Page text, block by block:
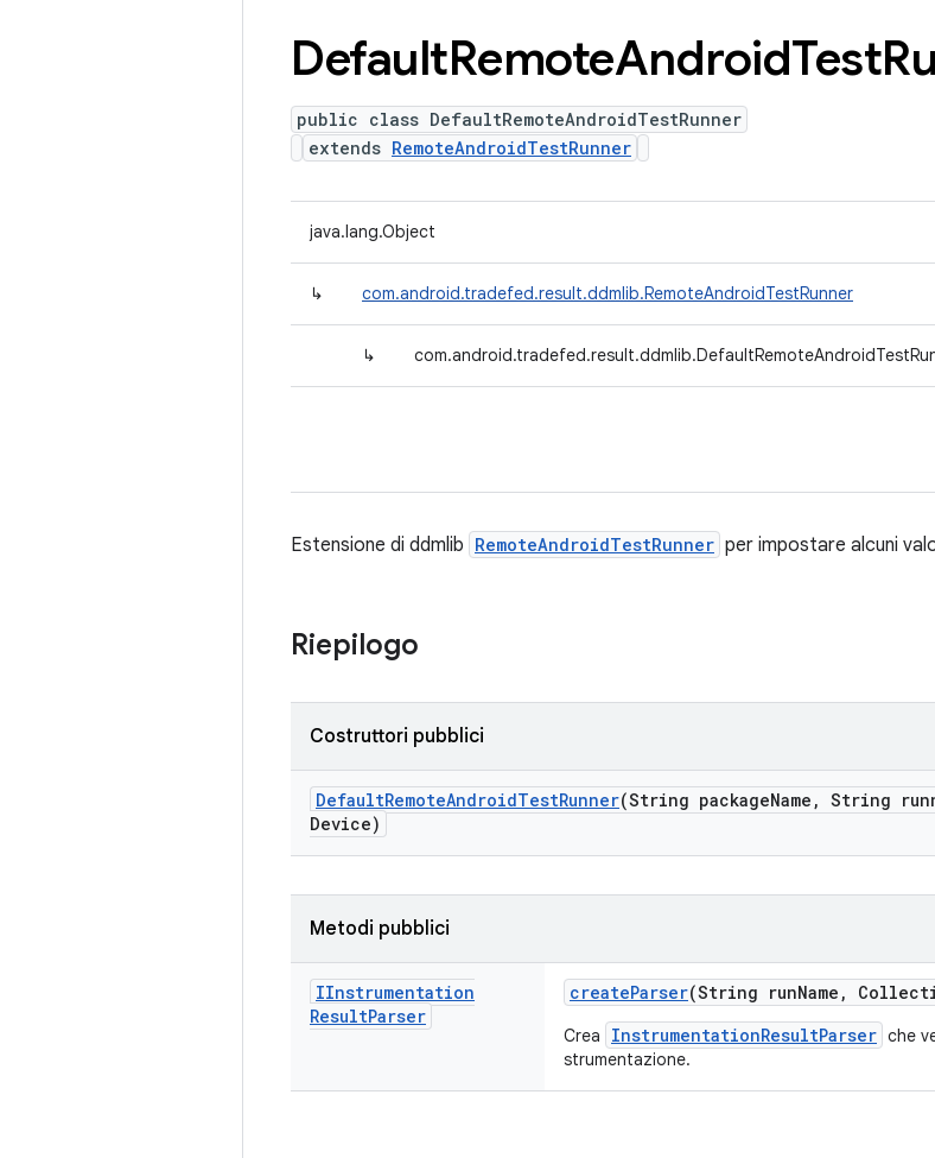
DefaultRemoteAndroidTest
public class DefaultRemoteAndroidTestRunner
extends RemoteAndroidTestRunner
java.lang.Object
↳ com.android.tradefed.result.ddmlib.RemoteAndroidTestRunner
↳
Estensione di ddmlib RemoteAndroidTestRunner per impostare alcuni
Riepilogo
Costruttori pubblici
DefaultRemoteAndroidTestRunner(String packageName , String
Device)
Metodi pubblici
IInstrumentation
ResultParser
createParser(String runName ,
Crea InstrumentationResultParser che
strumentazione.